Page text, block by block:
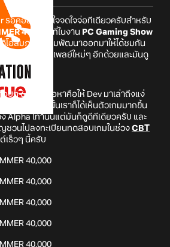
รอคอยก็แบบใจจดใจจ่อทีเดียวครับสำหรับ
40,000
ที่ในงาน PC Gaming Show
ดิโอสัมภาษณ์ทีมพัฒนาออกมาให้ได้ชมกัน
เห็นฟุตเทจเกมเพลย์ใหม่ๆ อีกด้วยและมันดู
อบๆ 6 นาที เนื้อหาคือให้ Dev มาเล่าถึงแง่
ม ซึ่งระหว่างนั้นเราก็ได้เห็นตัวเกมมากขึ้น
Alpha เท่านั้นแต่มันก็ดูดีทีเดียวครับ และ
วนไปลงทะเบียนทดสอบเกมในช่วง CBT
ต์เร็วๆ นี้ครับ